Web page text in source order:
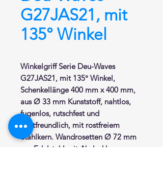
G27JAS21, mit
135° Winkel
WinkelgriffSerie Deu-Waves
G27JAS21, mit 135° Winkel,
Schenkellänge 400 mm x 400 mm,
aus Ø 33 mm Kunststoff, nahtlos,
fugenlos, rutschfest und
hautfreundlich, mit rostfreiem
Stahlkern. Wandrosetten Ø 72 mm
aus Edelstahl mit Abdeckkappen